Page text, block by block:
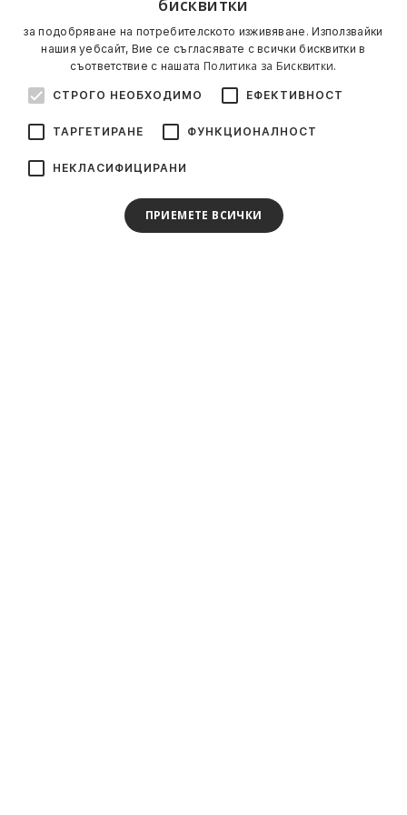
бисквитки
за подобряване на потребителското изживяване. Използвайки
нашия уебсайт, Вие се съгласявате с всички бисквитки в
съответствие с нашата Политика за Бисквитки.
СТРОГО НЕОБХОДИМО ЕФЕКТИВНОСТ
ТАРГЕТИРАНЕ ФУНКЦИОНАЛНОСТ
НЕКЛАСИФИЦИРАНИ
ПРИЕМЕТЕ ВСИЧКИ